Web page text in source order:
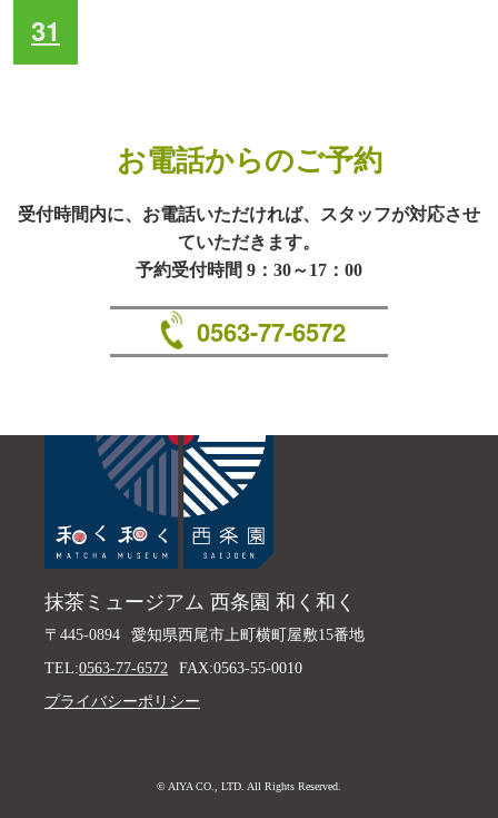
31
お電話からのご予約
受付時間内に、お電話いただければ、スタッフが対応させ
ていただきます。
予約受付時間 9：30～17：00
0563-77-6572
抹茶ミュージアム 西条園 和く和く
〒445-0894
愛知県西尾市上町横町屋敷15番地
TEL:0563-77-6572
FAX:0563-55-0010
プライバシーポリシー
© AIYA CO., LTD. All Rights Reserved.